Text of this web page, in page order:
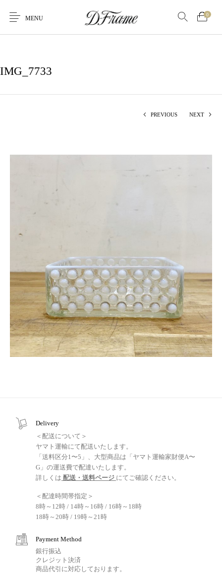
MENU
0
IMG_7733
PREVIOUS NEXT
Delivery
＜配送について＞
ヤマト運輸にて配送いたします。
「送料区分1〜5」、大型商品は「ヤマト運輸家財便A〜
G」の運送費で配達いたします。
詳しくは 配送・送料ページ にてご確認ください。
＜配達時間帯指定＞
8時～12時 / 14時～16時 / 16時～18時
18時～20時 / 19時～21時
Payment Method
銀行振込
クレジット決済
商品代引に対応しております。